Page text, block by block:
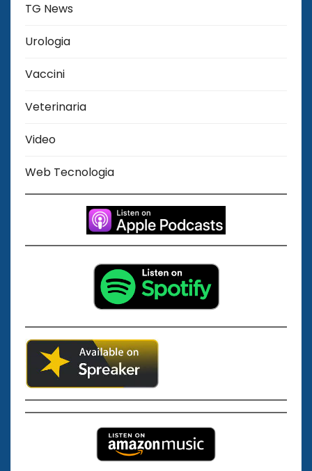
TG News
Urologia
Vaccini
Veterinaria
Video
Web Tecnologia